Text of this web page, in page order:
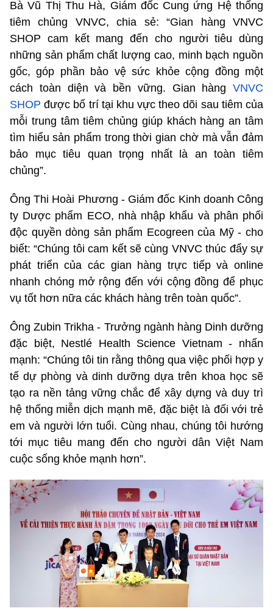
Bà Vũ Thị Thu Hà, Giám đốc Cung ứng Hệ thống
tiêm chủng VNVC, chia sẻ: “Gian hàng VNVC
SHOP cam kết mang đến cho người tiêu dùng
những sản phẩm chất lượng cao, minh bạch nguồn
gốc, góp phần bảo vệ sức khỏe cộng đồng một
cách toàn diện và bền vững. Gian hàng VNVC
SHOP được bố trí tại khu vực theo dõi sau tiêm của
mỗi trung tâm tiêm chủng giúp khách hàng an tâm
tìm hiểu sản phẩm trong thời gian chờ mà vẫn đảm
bảo mục tiêu quan trọng nhất là an toàn tiêm
chủng”.
Ông Thi Hoài Phương - Giám đốc Kinh doanh Công
ty Dược phẩm ECO, nhà nhập khẩu và phân phối
độc quyền dòng sản phẩm Ecogreen của Mỹ - cho
biết: “Chúng tôi cam kết sẽ cùng VNVC thúc đẩy sự
phát triển của các gian hàng trực tiếp và online
nhanh chóng mở rộng đến với cộng đồng để phục
vụ tốt hơn nữa các khách hàng trên toàn quốc”.
Ông Zubin Trikha - Trưởng ngành hàng Dinh dưỡng
đặc biệt, Nestlé Health Science Vietnam - nhấn
mạnh: “Chúng tôi tin rằng thông qua việc phối hợp y
tế dự phòng và dinh dưỡng dựa trên khoa học sẽ
tạo ra nền tảng vững chắc để xây dựng và duy trì
hệ thống miễn dịch mạnh mẽ, đặc biệt là đối với trẻ
em và người lớn tuổi. Cùng nhau, chúng tôi hướng
tới mục tiêu mang đến cho người dân Việt Nam
cuộc sống khỏe mạnh hơn”.